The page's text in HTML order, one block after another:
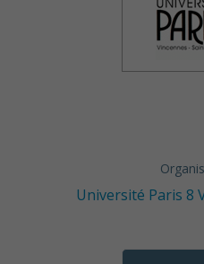
Université Paris 8